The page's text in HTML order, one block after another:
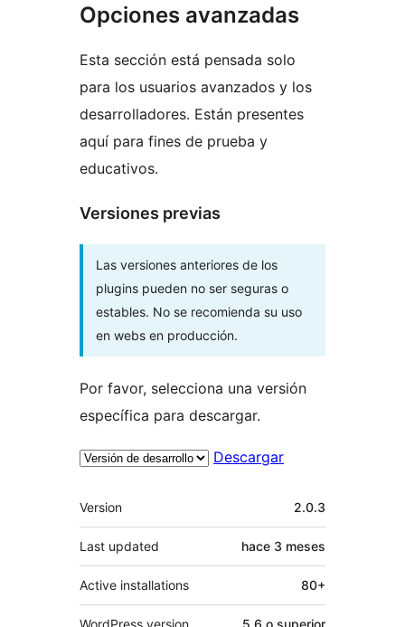
Opciones avanzadas
Esta sección está pensada solo
para los usuarios avanzados y los
desarrolladores. Están presentes
aquí para fines de prueba y
educativos.
Versiones previas
Las versiones anteriores de los
plugins pueden no ser seguras o
estables. No se recomienda su uso
en webs en producción.
Por favor, selecciona una versión
específica para descargar.
Descargar
Meta
Version 2.0.3
Last updated hace 3 meses
Active installations 80+
WordPress version 5.6 o superior